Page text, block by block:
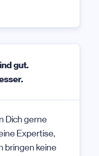
gut.
Dich gerne
Expertise,
bringen keine